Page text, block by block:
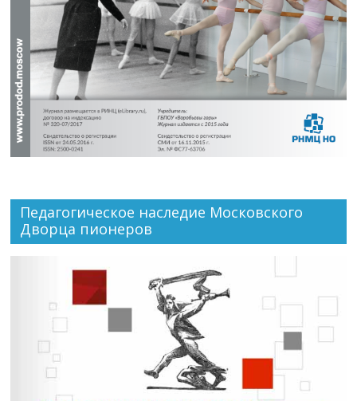
Педагогическое наследие Московского
Дворца пионеров